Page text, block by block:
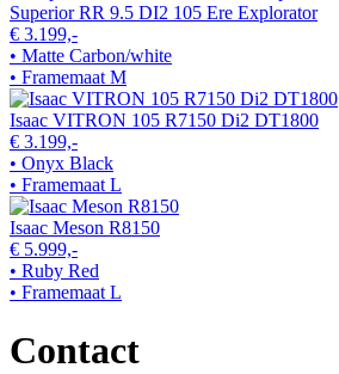
Superior RR 9.5 DI2 105 Ere Explorator
€ 3.199,-
• Matte Carbon/white
• Framemaat M
Isaac VITRON 105 R7150 Di2 DT1800
€ 3.199,-
• Onyx Black
• Framemaat L
Isaac Meson R8150
€ 5.999,-
• Ruby Red
• Framemaat L
Contact